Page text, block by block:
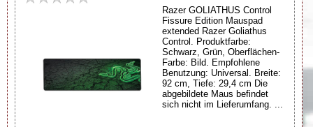
Razer GOLIATHUS Control
Fissure Edition Mauspad
extended Razer Goliathus
Control. Produktfarbe:
Schwarz, Grün, Oberflächen-
Farbe: Bild. Empfohlene
Benutzung: Universal. Breite:
92 cm, Tiefe: 29,4 cm Die
abgebildete Maus befindet
sich nicht im Lieferumfang. ...